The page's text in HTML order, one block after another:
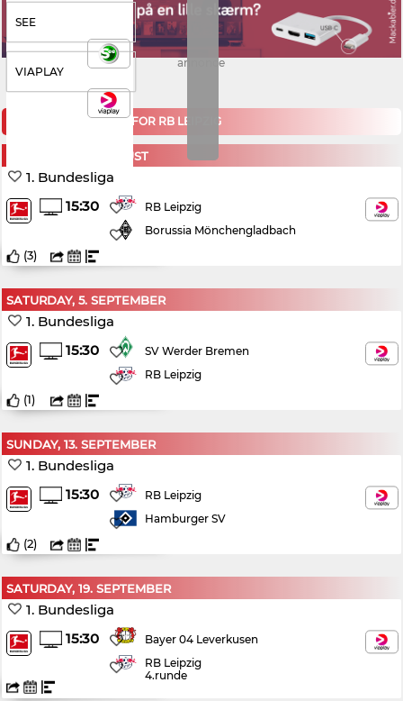
SEE
VIAPLAY
annonce
KOMMENDE KAMPE FOR RB LEIPZIG
SATURDAY, 29. AUGUST
1. Bundesliga
15:30
RB Leipzig
Borussia Mönchengladbach
(3)
SATURDAY, 5. SEPTEMBER
1. Bundesliga
15:30
SV Werder Bremen
RB Leipzig
(1)
SUNDAY, 13. SEPTEMBER
1. Bundesliga
15:30
RB Leipzig
Hamburger SV
(2)
SATURDAY, 19. SEPTEMBER
1. Bundesliga
15:30
Bayer 04 Leverkusen
RB Leipzig
4.runde